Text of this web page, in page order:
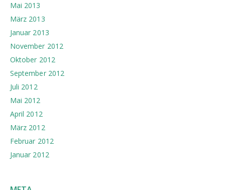
Mai 2013
März 2013
Januar 2013
November 2012
Oktober 2012
September 2012
Juli 2012
Mai 2012
April 2012
März 2012
Februar 2012
Januar 2012